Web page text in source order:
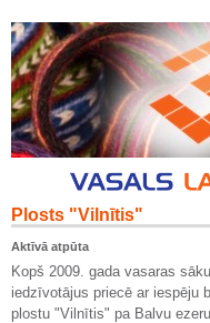
Plosts "Vilnītis"
Aktīvā atpūta
Kopš 2009. gada vasaras
iedzīvotājus priecē ar iespēju
plostu "Vilnītis" pa Balvu